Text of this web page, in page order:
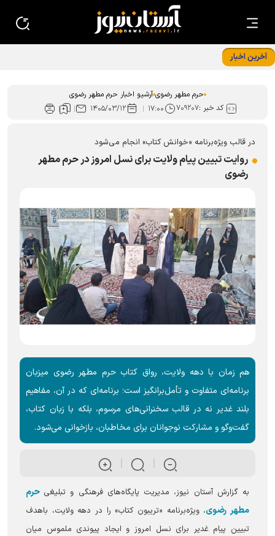
آخرین اخبار
تبیین راهکار‌های هم‌افزایی دانشگاه علوم اسلامی رضوی با حرم
حرم مطهر رضوی آرشیو اخبار حرم مطهر رضوی
کد خبر :۷۰۹۲۰۷ ۱۷:۰۰ ۱۴۰۵/۰۳/۱۲
در قالب ویژه‌برنامه «خوانش کتاب» انجام می‌شود
روایت تبیین پیام ولایت برای نسل امروز در حرم مطهر
رضوی
هم زمان با دهه ولایت، رواق کتاب حرم مطهر رضوی میزبان
برنامه‌ای متفاوت و تأمل‌برانگیز است؛ برنامه‌ای که در آن، مفاهیم
بلند غدیر نه در قالب سخنرانی‌های مرسوم، بلکه با زبان کتاب،
گفت‌و‌گو و مشارکت نوجوانان برای مخاطبان، بازخوانی می‌شود.
به گزارش آستان نیوز، مدیریت پایگاه‌های فرهنگی و تبلیغی حرم
مطهر رضوی، ویژه‌برنامه «تریبون کتاب» را در دهه ولایت، باهدف
تبیین پیام غدیر برای نسل امروز و ایجاد پیوندی ملموس میان